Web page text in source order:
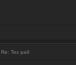
Re: Тех раб